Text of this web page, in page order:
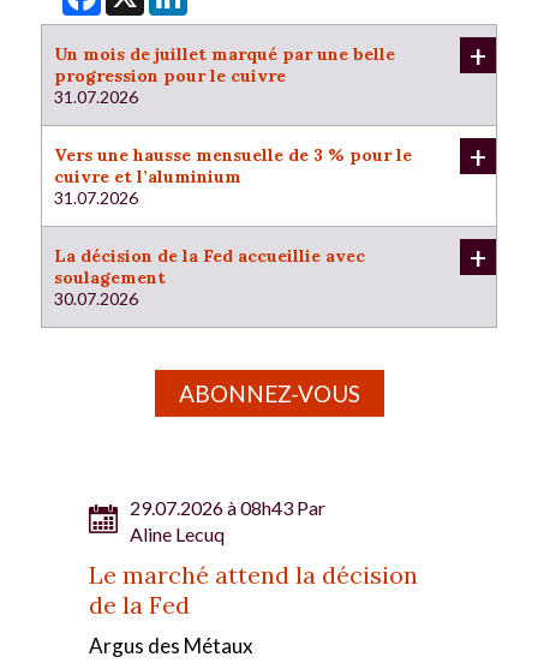
Un mois de juillet marqué par une belle
progression pour le cuivre
31.07.2026
+
Vers une hausse mensuelle de 3 % pour le
cuivre et l’aluminium
31.07.2026
+
La décision de la Fed accueillie avec
soulagement
30.07.2026
+
ABONNEZ-VOUS
29.07.2026 à 08h43 Par
Aline Lecuq
Le marché attend la décision
de la Fed
Argus des Métaux